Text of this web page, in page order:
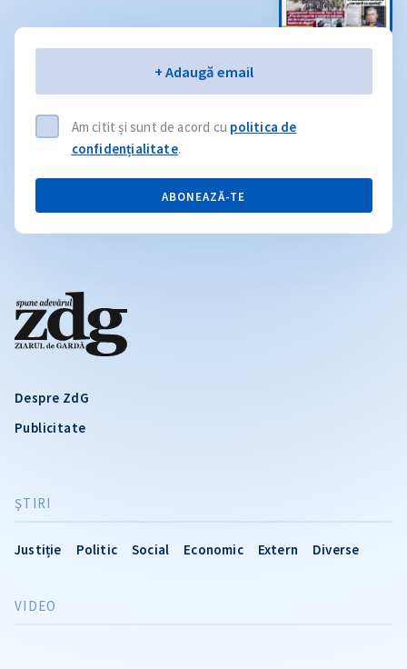
Despre ZdG
Publicitate
ŞTIRI
Justiție Politic Social Economic Extern Diverse
VIDEO
+ Adaugă email
Am citit și sunt de acord cu politica de
confidențialitate.
ABONEAZĂ-TE